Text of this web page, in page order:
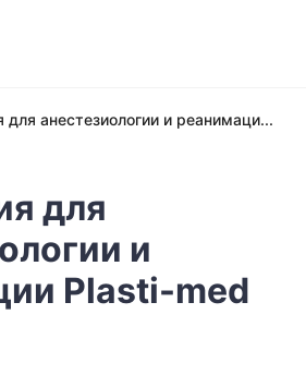
для анестезиологии и реанимаци...
для
и
Plasti-med